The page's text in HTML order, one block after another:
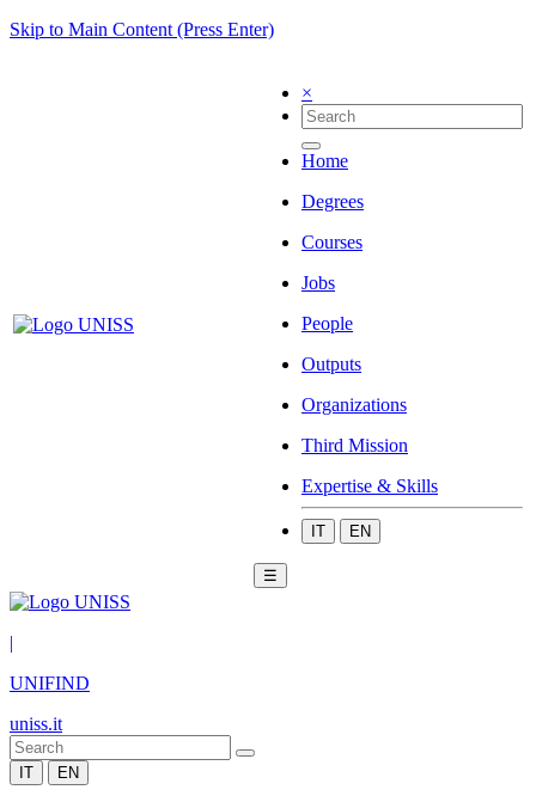
Skip to Main Content (Press Enter)
×
Home
Degrees
Courses
Jobs
People
Outputs
Organizations
Third Mission
Expertise & Skills
IT EN
☰
|
UNIFIND
uniss.it
IT EN